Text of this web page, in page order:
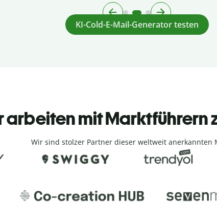
KI-Cold-E-Mail-Generator testen
arbeiten mit Marktführern
Wir sind stolzer Partner dieser weltweit anerkannten